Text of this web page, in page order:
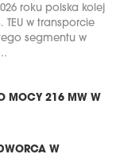
roku polska kolej
TEU w transporcie
segmentu w
O MOCY 216 MW W
W